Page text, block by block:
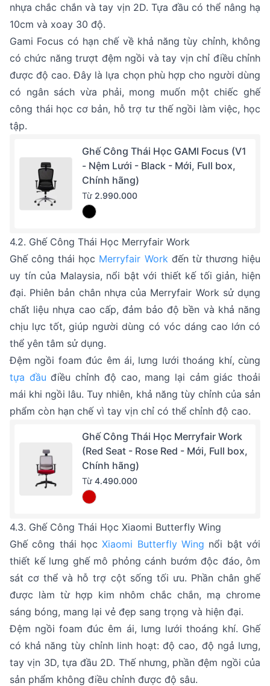
nhựa chắc chắn và tay vịn 2D. Tựa đầu có thể nâng hạ
10cm và xoay 30 độ.
Gami Focus có hạn chế về khả năng tùy chỉnh, không
có chức năng trượt đệm ngồi và tay vịn chỉ điều chỉnh
được độ cao. Đây là lựa chọn phù hợp cho người dùng
có ngân sách vừa phải, mong muốn một chiếc ghế
công thái học cơ bản, hỗ trợ tư thế ngồi làm việc, học
tập.
Ghế Công Thái Học GAMI Focus (V1
- Nệm Lưới - Black - Mới, Full box,
Chính hãng)
Từ 2.990.000
4.2. Ghế Công Thái Học Merryfair Work
Ghế công thái học Merryfair Work đến từ thương hiệu
uy tín của Malaysia, nổi bật với thiết kế tối giản, hiện
đại. Phiên bản chân nhựa của Merryfair Work sử dụng
chất liệu nhựa cao cấp, đảm bảo độ bền và khả năng
chịu lực tốt, giúp người dùng có vóc dáng cao lớn có
thể yên tâm sử dụng.
Đệm ngồi foam đúc êm ái, lưng lưới thoáng khí, cùng
tựa đầu điều chỉnh độ cao, mang lại cảm giác thoải
mái khi ngồi lâu. Tuy nhiên, khả năng tùy chỉnh của sản
phẩm còn hạn chế vì tay vịn chỉ có thể chỉnh độ cao.
Ghế Công Thái Học Merryfair Work
(Red Seat - Rose Red - Mới, Full box,
Chính hãng)
Từ 4.490.000
4.3. Ghế Công Thái Học Xiaomi Butterfly Wing
Ghế công thái họcXiaomi Butterfly Wing nổi bật với
thiết kế lưng ghế mô phỏng cánh bướm độc đáo, ôm
sát cơ thể và hỗ trợ cột sống tối ưu. Phần chân ghế
được làm từ hợp kim nhôm chắc chắn, mạ chrome
sáng bóng, mang lại vẻ đẹp sang trọng và hiện đại.
Đệm ngồi foam đúc êm ái, lưng lưới thoáng khí. Ghế
có khả năng tùy chỉnh linh hoạt: độ cao, độ ngả lưng,
tay vịn 3D, tựa đầu 2D. Thế nhưng, phần đệm ngồi của
sản phẩm không điều chỉnh được độ sâu.